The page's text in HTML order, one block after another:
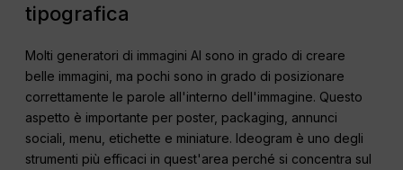
tipografica
Molti generatori di immagini AI sono in grado di creare
belle immagini, ma pochi sono in grado di posizionare
correttamente le parole all'interno dell'immagine. Questo
aspetto è importante per poster, packaging, annunci
sociali, menu, etichette e miniature. Ideogram è uno degli
strumenti più efficaci in quest'area perché si concentra sul